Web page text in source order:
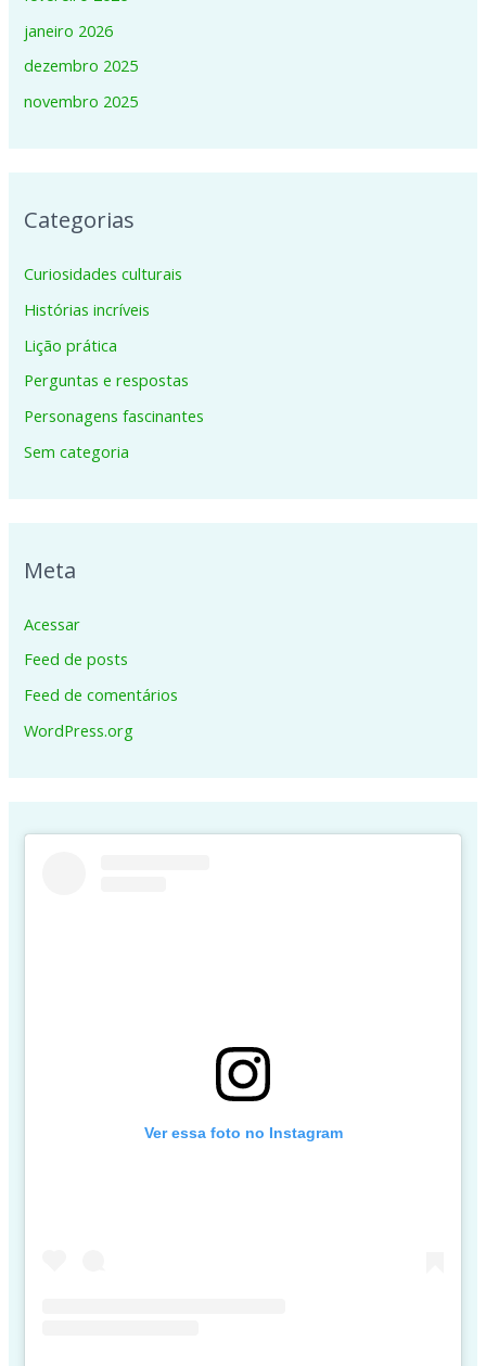
janeiro 2026
dezembro 2025
novembro 2025
Categorias
Curiosidades culturais
Histórias incríveis
Lição prática
Perguntas e respostas
Personagens fascinantes
Sem categoria
Meta
Acessar
Feed de posts
Feed de comentários
WordPress.org
Ver essa foto no Instagram